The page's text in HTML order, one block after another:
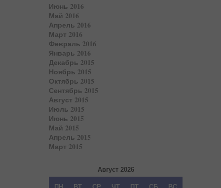
Июнь 2016
Май 2016
Апрель 2016
Март 2016
Февраль 2016
Январь 2016
Декабрь 2015
Ноябрь 2015
Октябрь 2015
Сентябрь 2015
Август 2015
Июль 2015
Июнь 2015
Май 2015
Апрель 2015
Март 2015
Август 2026